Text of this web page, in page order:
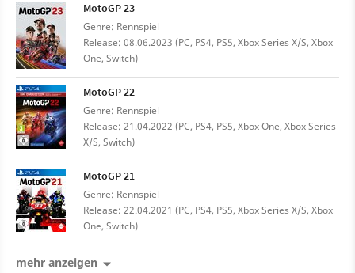
MotoGP 23
Genre: Rennspiel
Release: 08.06.2023 (PC, PS4, PS5, Xbox Series X/S, Xbox
One, Switch)
MotoGP 22
Genre: Rennspiel
Release: 21.04.2022 (PC, PS4, PS5, Xbox One, Xbox Series
X/S, Switch)
MotoGP 21
Genre: Rennspiel
Release: 22.04.2021 (PC, PS4, PS5, Xbox Series X/S, Xbox
One, Switch)
mehr anzeigen